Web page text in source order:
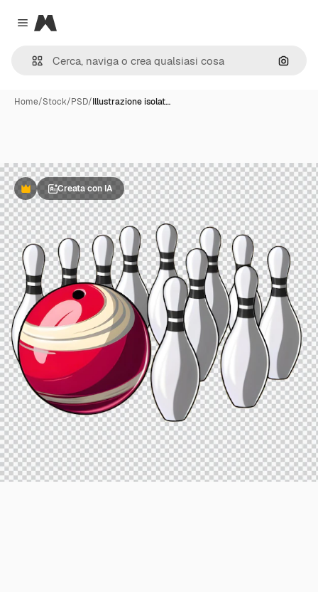
Close menu
Magnific
Cerca
Home/Stock/PSD/Illustrazione isolat…
PremiumCreata con IA